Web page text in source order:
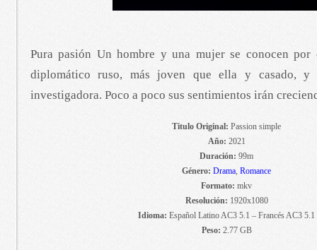
Pura pasión Un hombre y una mujer se conocen por
diplomático ruso, más joven que ella y casado, y
investigadora. Poco a poco sus sentimientos irán
Titulo Original: Passion simple
Año: 2021
Duración: 99m
Género: Drama, Romance
Formato: mkv
Resolución: 1920x1080
Idioma: Español Latino AC3 5.1 – Francés AC3 5.1
Peso: 2.77 GB